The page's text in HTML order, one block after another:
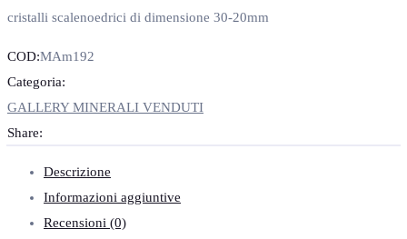
cristalli scalenoedrici di dimensione 30-20mm
COD:MAm192
Categoria:
GALLERY MINERALI VENDUTI
Share:
Descrizione
Informazioni aggiuntive
Recensioni (0)